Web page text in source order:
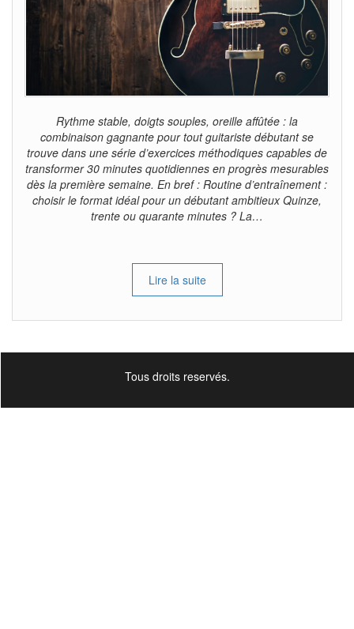
Rythme stable, doigts souples, oreille affûtée : la
combinaison gagnante pour tout guitariste débutant se
trouve dans une série d’exercices méthodiques capables de
transformer 30 minutes quotidiennes en progrès mesurables
dès la première semaine. En bref : Routine d’entraînement :
choisir le format idéal pour un débutant ambitieux Quinze,
trente ou quarante minutes ? La…
Lire la suite
Tous droits reservés.